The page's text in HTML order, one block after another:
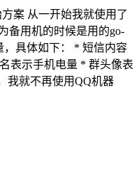
案 从一开始我就使用了
备用机的时候是用的go-
，具体如下： * 短信内容
表示手机电量 * 群头像表
我就不再使用QQ机器